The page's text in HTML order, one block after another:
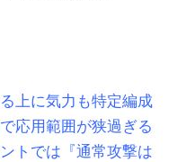
上に気力も特定編成
応用範囲が狭過ぎる
トでは『通常攻撃は